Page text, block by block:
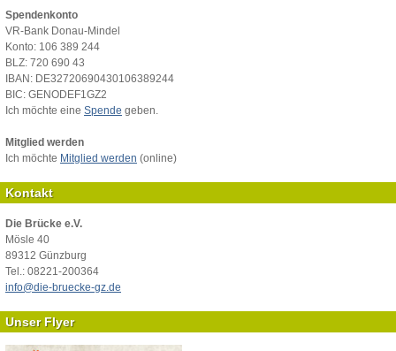
Spendenkonto
VR-Bank Donau-Mindel
Konto: 106 389 244
BLZ: 720 690 43
IBAN: DE32720690430106389244
BIC: GENODEF1GZ2
Ich möchte eine Spende geben.
Mitglied werden
Ich möchte Mitglied werden (online)
Kontakt
Die Brücke e.V.
Mösle 40
89312 Günzburg
Tel.: 08221-200364
info@die-bruecke-gz.de
Unser Flyer